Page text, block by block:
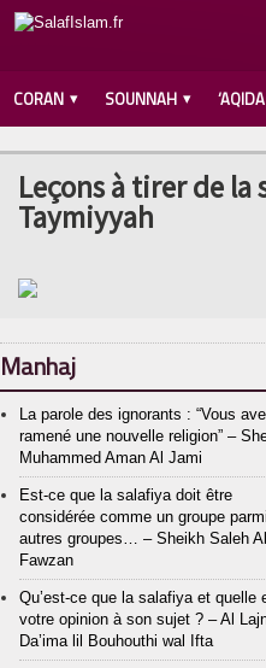
CORAN SOUNNAH
Leçons à tirer de la
Taymiyyah
Manhaj
La parole des ignorants : “Vous
ramené une nouvelle religion” –
Muhammed Aman Al Jami
Est-ce que la salafiya doit être
considérée comme un groupe
autres groupes… – Sheikh Saleh Al
Fawzan
Qu’est-ce que la salafiya et quelle
votre opinion à son sujet ? – Al
Da’ima lil Bouhouthi wal Ifta